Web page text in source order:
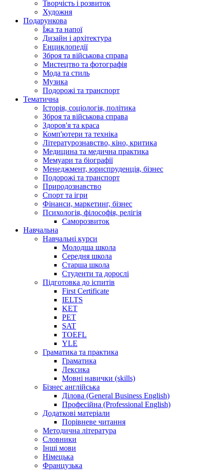
Творчість і розвиток
Художня
Подарункова
Їжа та напої
Дизайн і архітектура
Енциклопедії
Зброя та військова справа
Мистецтво та фотографія
Мода та стиль
Музика
Подорожі та транспорт
Тематична
Історія, соціологія, політика
Зброя та військова справа
Здоров'я та краса
Комп'ютери та техніка
Літературознавство, кіно, критика
Медицина та медична практика
Мемуари та біографії
Менеджмент, юриспруденція, бізнес
Подорожі та транспорт
Природознавство
Спорт та ігри
Фінанси, маркетинг, бізнес
Психологія, філософія, релігія
Саморозвиток
Навчальна
Навчальні курси
Молодша школа
Середня школа
Старша школа
Студенти та дорослі
Підготовка до іспитів
First Certificate
IELTS
KET
PET
SAT
TOEFL
YLE
Граматика та практика
Граматика
Лексика
Мовні навички (skills)
Бізнес англійська
Ділова (General Business English)
Професійна (Professional English)
Додаткові матеріали
Порівневе читання
Методична література
Словники
Інші мови
Німецька
Французька